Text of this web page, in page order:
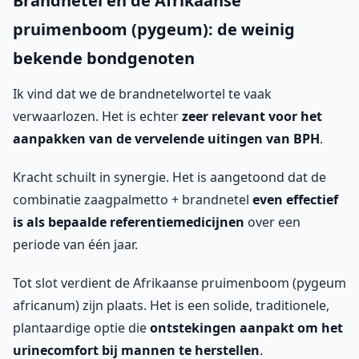
pruimenboom (pygeum): de weinig
bekende bondgenoten
Ik vind dat we de brandnetelwortel te vaak
verwaarlozen. Het is echterzeer relevant voor het
aanpakken van de vervelende uitingen van BPH.
Kracht schuilt in synergie. Het is aangetoond dat de
combinatie zaagpalmetto + brandnetel even effectief
is als bepaalde referentiemedicijnen over een
periode van één jaar.
Tot slot verdient de Afrikaanse pruimenboom (pygeum
africanum) zijn plaats. Het is een solide, traditionele,
plantaardige optie dieontstekingen aanpakt om het
urinecomfort bij mannen te herstellen.